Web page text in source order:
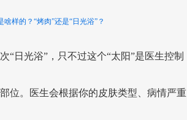
样的？“烤肉”还是“日光浴”？
“日光浴”，只不过这个“太阳”是医生控制
位。医生会根据你的皮肤类型、病情严重